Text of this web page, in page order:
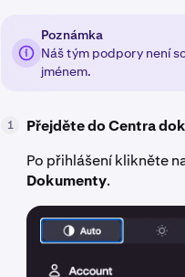
Poznámka
Náš tým podpory není
jménem.
1
Přejděte do Centra
Po přihlášení klikněte
Dokumenty.